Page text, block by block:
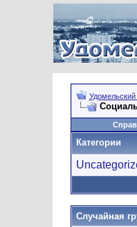
Категории
Случайная